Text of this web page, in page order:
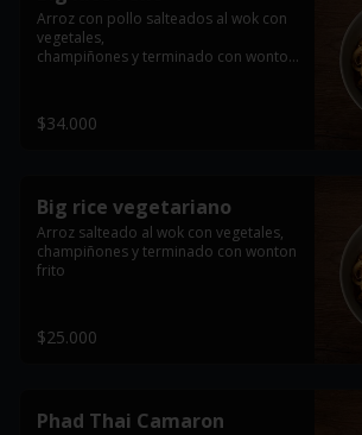
Arroz con pollo salteados al wok con
vegetales,
champiñones y terminado con wonton
*imagen de referencia se entrega con
la proteína seleccionada
$34.000
Big rice vegetariano
Arroz salteado al wok con vegetales,
champiñones y terminado con wonton
frito
$25.000
Phad Thai Camaron